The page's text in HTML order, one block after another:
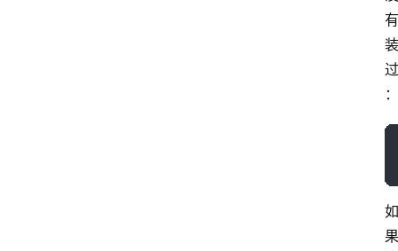
有
装
过
：
如
果